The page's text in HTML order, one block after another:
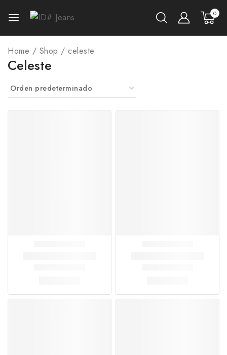
0
Home / Shop / celeste
Celeste